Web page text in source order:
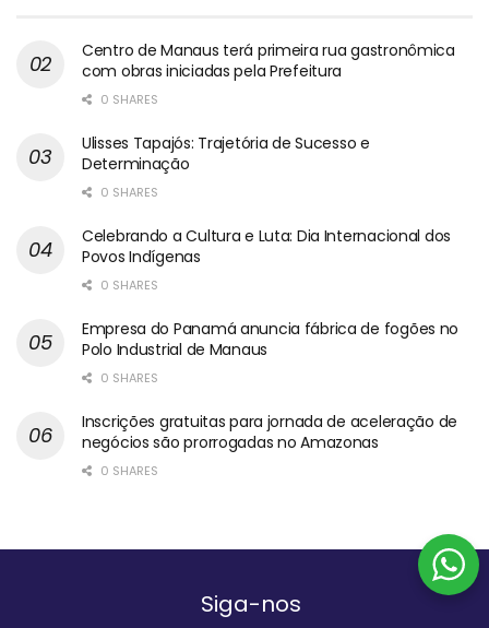
Centro de Manaus terá primeira rua gastronômica
com obras iniciadas pela Prefeitura
0 SHARES
Ulisses Tapajós: Trajetória de Sucesso e
Determinação
0 SHARES
Celebrando a Cultura e Luta: Dia Internacional dos
Povos Indígenas
0 SHARES
Empresa do Panamá anuncia fábrica de fogões no
Polo Industrial de Manaus
0 SHARES
Inscrições gratuitas para jornada de aceleração de
negócios são prorrogadas no Amazonas
0 SHARES
Siga-nos